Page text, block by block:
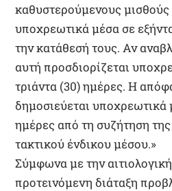
καθυστερούμενους μισθούς
υποχρεωτικά μέσα σε
την κατάθεσή τους. Αν
αυτή προσδιορίζεται
τριάντα (30) ημέρες. Η
δημοσιεύεται υποχρεωτικά
ημέρες από τη συζήτηση
τακτικού ένδικου μέσου.»
Σύμφωνα με την
προτεινόμενη διάταξη